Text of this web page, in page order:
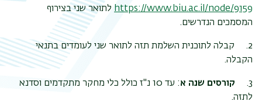
https://www.biu.ac.il/node/9159 לתואר שני בצירוף
המסמכים הנדרשים.
2.
קבלה לתוכנית השלמת תזה לתואר שני לעומדים בתנאי
הקבלה.
3. קורסים שנה א
: עד 10 נ"ז כולל כלי מחקר מתקדמים וסדנא
לתזה.